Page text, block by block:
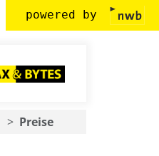
powered by
Preise